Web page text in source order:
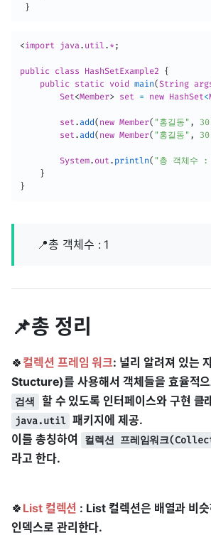
}
<import java . util . * ;
public class HashSetExample2
{
public
static void main(String
Set<Member> set = new HashSet<
        set
.add( new Member( "홍길동" , 30
        set
.add( new Member( "홍길동" , 30
System. out . println( "총 객체수
}
}
📍총 객체수 : 1
📌총 정리
🍀 컬렉션 프레임 워크: 널리 알려져 있는
Stucture)를 사용해서 객체들을 효율적
검색 할 수 있도록 인터페이스와 구현 클
java.util 패키지에 제공.
이를 총칭하여
컬렉션 프레임워크
라고 한다.
🍀 List 컬렉션 : List 컬렉션은 배열과 비
인덱스로 관리한다.